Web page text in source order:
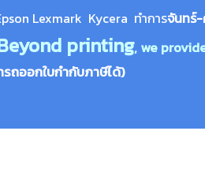
Lexmark Kycera ทำการจันทร์-
printing, we
ถออกใบกำกับภาษีได้)